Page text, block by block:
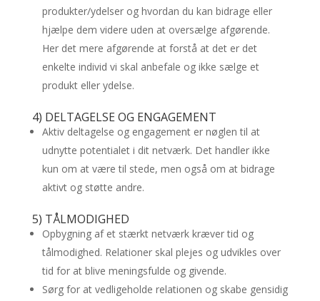
produkter/ydelser og hvordan du kan bidrage eller
hjælpe dem videre uden at oversælge afgørende.
Her det mere afgørende at forstå at det er det
enkelte individ vi skal anbefale og ikke sælge et
produkt eller ydelse.
4) DELTAGELSE OG ENGAGEMENT
Aktiv deltagelse og engagement er nøglen til at
udnytte potentialet i dit netværk. Det handler ikke
kun om at være til stede, men også om at bidrage
aktivt og støtte andre.
5) TÅLMODIGHED
Opbygning af et stærkt netværk kræver tid og
tålmodighed. Relationer skal plejes og udvikles over
tid for at blive meningsfulde og givende.
Sørg for at vedligeholde relationen og skabe gensidig